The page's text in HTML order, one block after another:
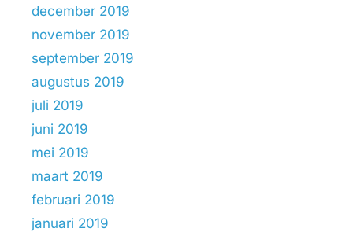
december 2019
november 2019
september 2019
augustus 2019
juli 2019
juni 2019
mei 2019
maart 2019
februari 2019
januari 2019